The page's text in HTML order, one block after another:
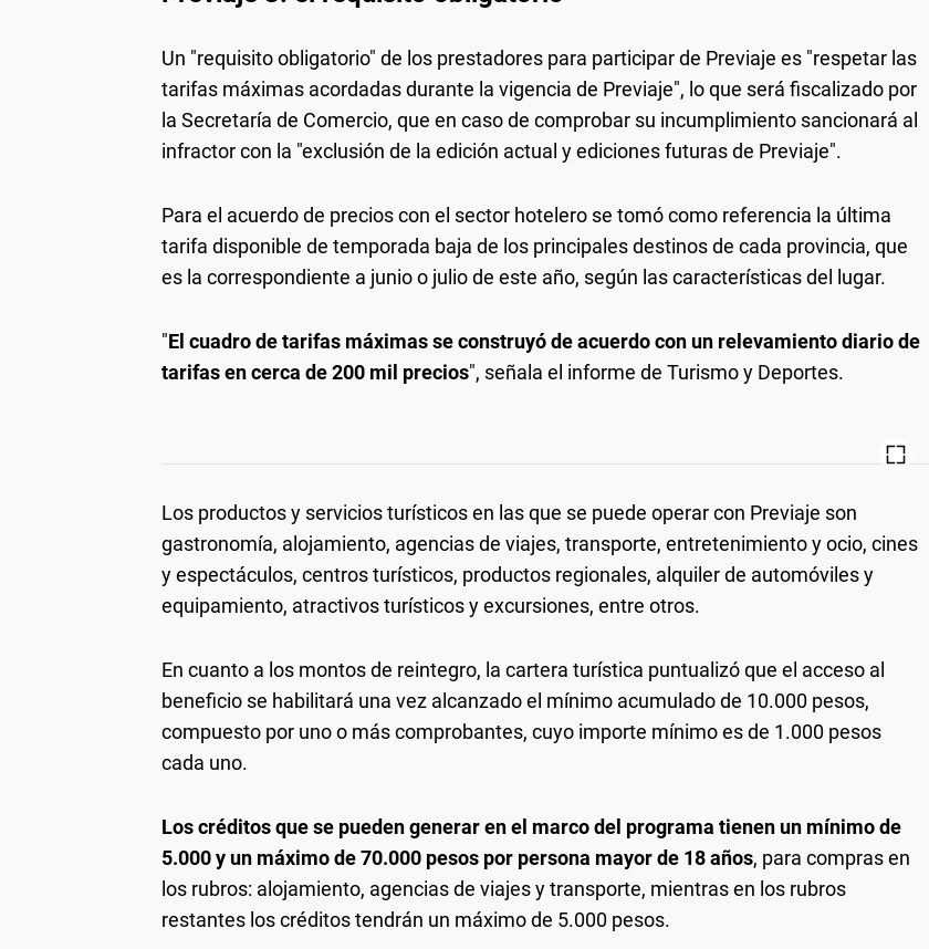
Un "requisito obligatorio" de los prestadores para participar de Previaje es "respetar las
tarifas máximas acordadas durante la vigencia de Previaje", lo que será fiscalizado por
la Secretaría de Comercio, que en caso de comprobar su incumplimiento sancionará al
infractor con la "exclusión de la edición actual y ediciones futuras de Previaje".
Para el acuerdo de precios con el sector hotelero se tomó como referencia la última
tarifa disponible de temporada baja de los principales destinos de cada provincia, que
es la correspondiente a junio o julio de este año, según las características del lugar.
"El cuadro de tarifas máximas se construyó de acuerdo con un relevamiento diario de
tarifas en cerca de 200 mil precios", señala el informe de Turismo y Deportes.
Los productos y servicios turísticos en las que se puede operar con Previaje son
gastronomía, alojamiento, agencias de viajes, transporte, entretenimiento y ocio, cines
y espectáculos, centros turísticos, productos regionales, alquiler de automóviles y
equipamiento, atractivos turísticos y excursiones, entre otros.
En cuanto a los montos de reintegro, la cartera turística puntualizó que el acceso al
beneficio se habilitará una vez alcanzado el mínimo acumulado de 10.000 pesos,
compuesto por uno o más comprobantes, cuyo importe mínimo es de 1.000 pesos
cada uno.
Los créditos que se pueden generar en el marco del programa tienen un mínimo de
5.000 y un máximo de 70.000 pesos por persona mayor de 18 años, para compras en
los rubros: alojamiento, agencias de viajes y transporte, mientras en los rubros
restantes los créditos tendrán un máximo de 5.000 pesos.